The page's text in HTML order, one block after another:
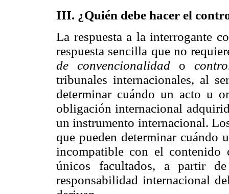
III. ¿Quién debe hacer el
La respuesta a la interrogante
respuesta sencilla que no
de convencionalidad o
tribunales internacionales, al
determinar cuándo un acto u
obligación internacional
un instrumento internacional.
que pueden determinar cuándo
incompatible con el
únicos facultados, a partir
responsabilidad internacional